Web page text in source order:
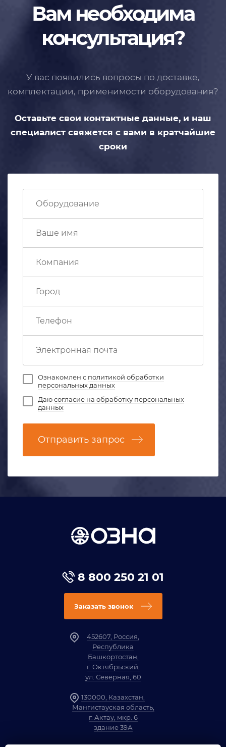
Вам необходима
консультация?
У вас появились вопросы по доставке,
комплектации, применимости оборудования?
Оставьте свои контактные данные, и наш
специалист свяжется с вами в кратчайшие
сроки
Ознакомлен с политикой обработки
персональных данных
Даюсогласие на обработку персональных
данных
Отправить запрос
8 800 250 21 01
Заказать звонок
452607, Россия,
Республика
Башкортостан,
г. Октябрьский,
ул. Северная, 60
130000, Казахстан,
Мангистауская область,
г. Актау, мкр. 6
здание 39А